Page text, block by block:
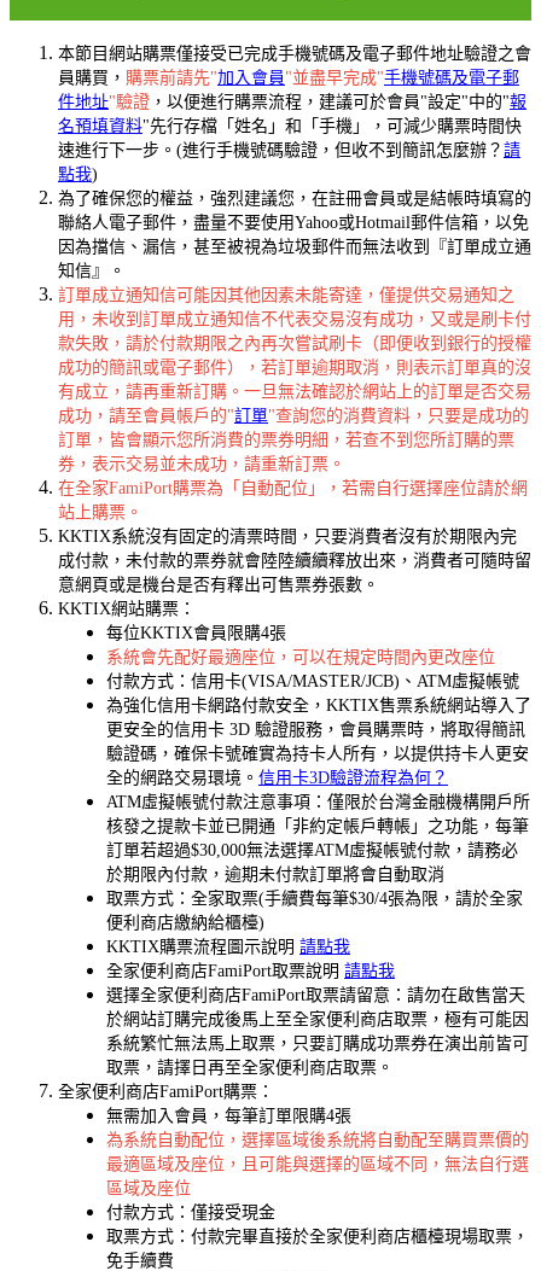
本節目網站購票僅接受已完成手機號碼及電子郵件地址驗證之會
員購買， 購票前請先"加入會員 "並盡早完成"手機號碼及電子郵
件地址"驗證 ，以便進行購票流程，建議可於會員"設定"中的"報
名預填資料"先行存檔「姓名」和「手機」，可減少購票時間快
速進行下一步。(進行手機號碼驗證，但收不到簡訊怎麼辦？ 請
點我)
為了確保您的權益，強烈建議您，在註冊會員或是結帳時填寫的
聯絡人電子郵件，盡量不要使用Yahoo或Hotmail郵件信箱，以免
因為擋信、漏信，甚至被視為垃圾郵件而無法收到『訂單成立通
知信』。
訂單成立通知信可能因其他因素未能寄達，僅提供交易通知之
用，未收到訂單成立通知信不代表交易沒有成功，又或是刷卡付
款失敗，請於付款期限之內再次嘗試刷卡（即便收到銀行的授權
成功的簡訊或電子郵件），若訂單逾期取消，則表示訂單真的沒
有成立，請再重新訂購。一旦無法確認於網站上的訂單是否交易
成功，請至會員帳戶的"訂單"查詢您的消費資料，只要是成功的
訂單，皆會顯示您所消費的票券明細，若查不到您所訂購的票
券，表示交易並未成功，請重新訂票。
在全家FamiPort購票為「自動配位」，若需自行選擇座位請於網
站上購票。
KKTIX系統沒有固定的清票時間，只要消費者沒有於期限內完
成付款，未付款的票券就會陸陸續續釋放出來，消費者可隨時留
意網頁或是機台是否有釋出可售票券張數。
KKTIX網站購票：
每位KKTIX會員限購4張
系統會先配好最適座位，可以在規定時間內更改座位
付款方式：信用卡(VISA/MASTER/JCB)、ATM虛擬帳號
為強化信用卡網路付款安全，KKTIX售票系統網站導入了
更安全的信用卡 3D 驗證服務，會員購票時，將取得簡訊
驗證碼，確保卡號確實為持卡人所有，以提供持卡人更安
全的網路交易環境。 信用卡3D驗證流程為何？
ATM虛擬帳號付款注意事項：僅限於台灣金融機構開戶所
核發之提款卡並已開通「非約定帳戶轉帳」之功能，每筆
訂單若超過$30,000無法選擇ATM虛擬帳號付款，請務必
於期限內付款，逾期未付款訂單將會自動取消
取票方式：全家取票(手續費每筆$30/4張為限，請於全家
便利商店繳納給櫃檯)
KKTIX購票流程圖示說明 請點我
全家便利商店FamiPort取票說明 請點我
選擇全家便利商店FamiPort取票請留意：請勿在啟售當天
於網站訂購完成後馬上至全家便利商店取票，極有可能因
系統繁忙無法馬上取票，只要訂購成功票券在演出前皆可
取票，請擇日再至全家便利商店取票。
全家便利商店FamiPort購票：
無需加入會員，每筆訂單限購4張
為系統自動配位，選擇區域後系統將自動配至購買票價的
最適區域及座位，且可能與選擇的區域不同，無法自行選
區域及座位
付款方式：僅接受現金
取票方式：付款完畢直接於全家便利商店櫃檯現場取票，
免手續費